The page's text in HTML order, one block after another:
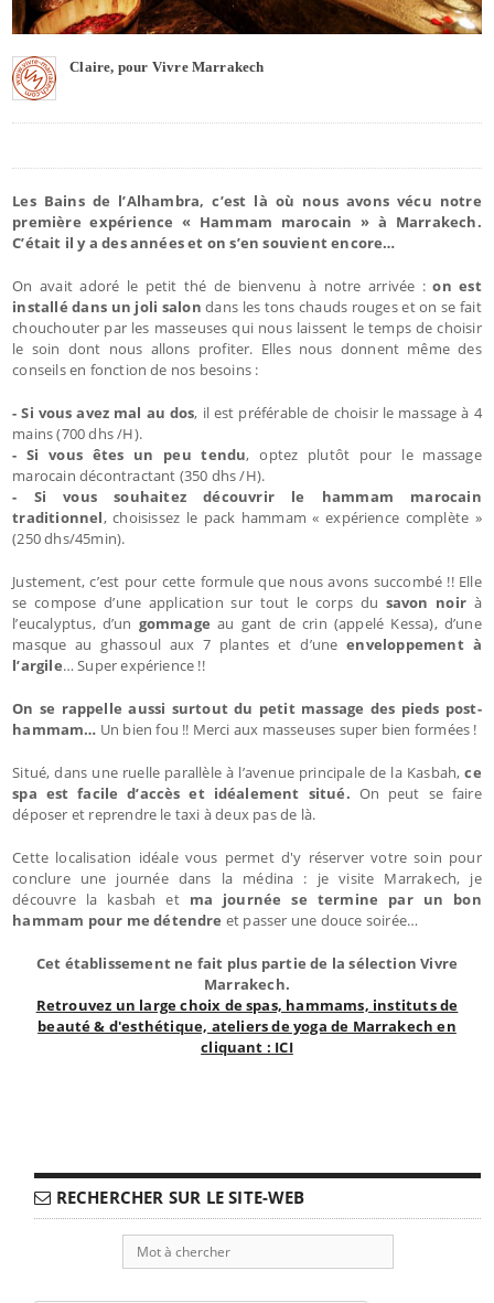
Claire, pour Vivre Marrakech
Les Bains de l’Alhambra, c’est là où nous avons vécu notre
première expérience « Hammam marocain » à Marrakech.
C’était il y a des années et on s’en souvient encore…
On avait adoré le petit thé de bienvenu à notre arrivée :on est
installé dans un joli salon dans les tons chauds rouges et on se fait
chouchouter par les masseuses qui nous laissent le temps de choisir
le soin dont nous allons profiter. Elles nous donnent même des
conseils en fonction de nos besoins :
- Si vous avez mal au dos, il est préférable de choisir le massage à 4
mains (700 dhs /H).
- Si vous êtes un peu tendu, optez plutôt pour le massage
marocain décontractant (350 dhs /H).
- Si vous souhaitez découvrir le hammam marocain
traditionnel, choisissez le pack hammam « expérience complète »
(250 dhs/45min).
Justement, c’est pour cette formule que nous avons succombé !! Elle
se compose d’une application sur tout le corps du savon noir à
l’eucalyptus, d’un gommage au gant de crin (appelé Kessa), d’une
masque au ghassoul aux 7 plantes et d’uneenveloppement à
l’argile… Super expérience !!
On se rappelle aussi surtout du petit massage des pieds post-
hammam… Un bien fou !! Merci aux masseuses super bien formées !
Situé, dans une ruelle parallèle à l’avenue principale de la Kasbah,ce
spa est facile d’accès et idéalement situé. On peut se faire
déposer et reprendre le taxi à deux pas de là.
Cette localisation idéale vous permet d'y réserver votre soin pour
conclure une journée dans la médina : je visite Marrakech, je
découvre la kasbah et ma journée se termine par un bon
hammam pour me détendre et passer une douce soirée…
Cet établissement ne fait plus partie de la sélection Vivre
Marrakech.
Retrouvez un large choix de spas, hammams, instituts de
beauté & d'esthétique, ateliers de yoga de Marrakech en
cliquant : ICI
RECHERCHER SUR LE SITE-WEB